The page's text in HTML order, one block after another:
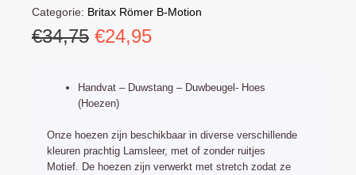
Categorie: Britax Römer B-Motion
€34,75 Oorspronkelijke
was:
€34,75.
€24,95Huidige
is:
Handvat – Duwstang – Duwbeugel- Hoes
(Hoezen)
Onze hoezen zijn beschikbaar in diverse verschillende
kleuren prachtig Lamsleer, met of zonder ruitjes
Motief. De hoezen zijn verwerkt met stretch zodat ze